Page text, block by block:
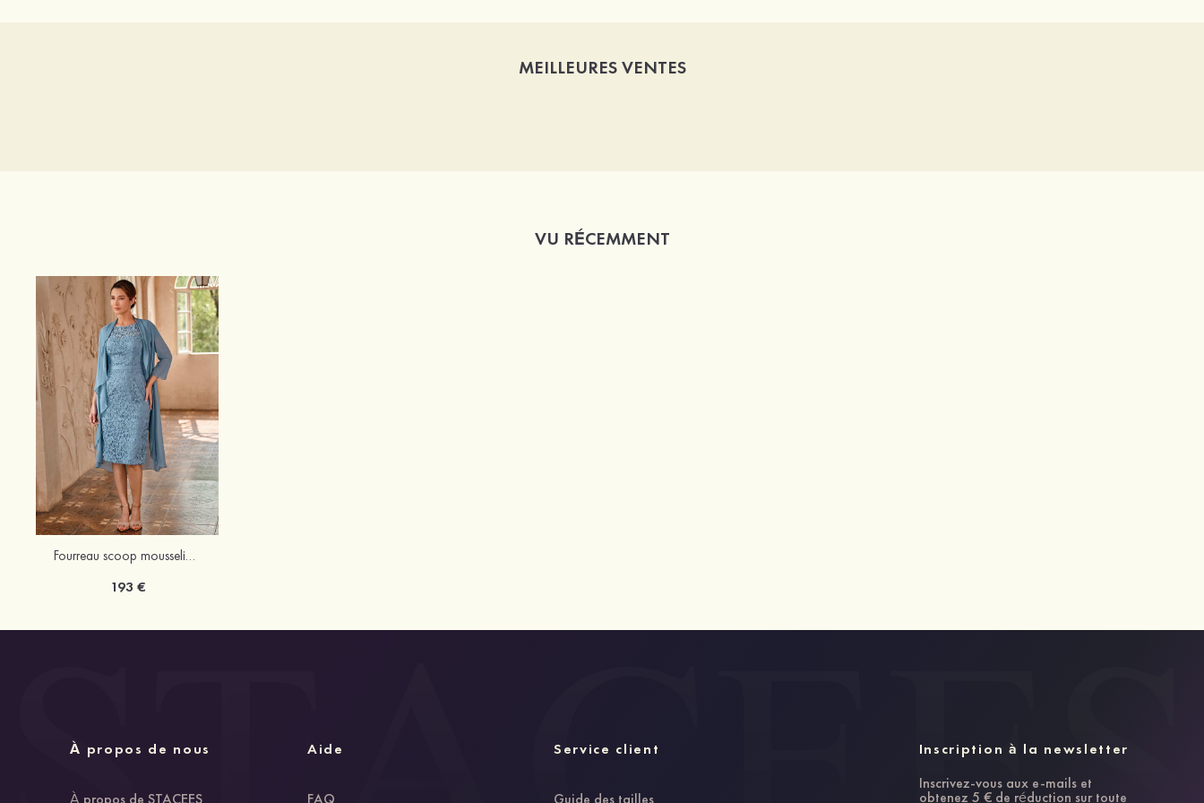
MEILLEURES VENTES
VU RÉCEMMENT
Fourreau scoop mousseline longueur genou robe de mère de la mariée avec dentelle ceinture veste
193 €
À propos de nous
À propos de STACEES
Aide
FAQ
Service client
Guide des tailles
Inscription à la newsletter
Inscrivez-vous aux e-mails et
obtenez 5 € de réduction sur toute